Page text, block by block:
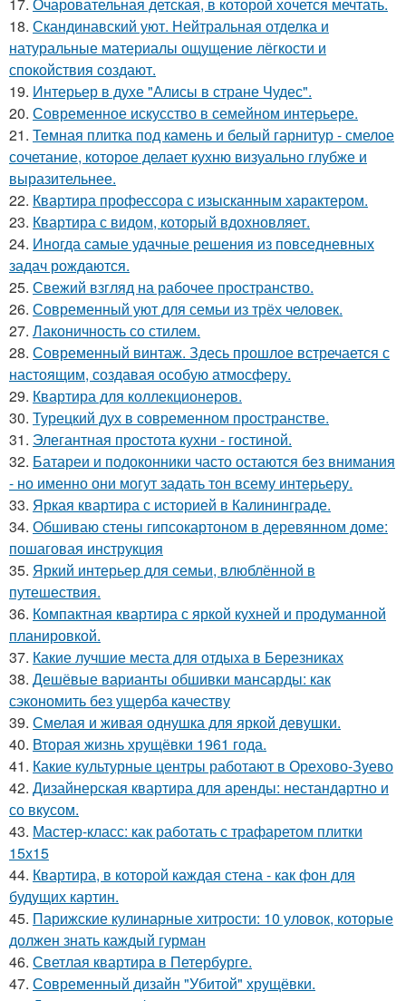
18. Скандинавский уют. Нейтральная отделка и
натуральные материалы ощущение лёгкости и
спокойствия создают.
19. Интерьер в духе "Алисы в стране Чудес".
20. Современное искусство в семейном интерьере.
21. Темная плитка под камень и белый гарнитур - смелое
сочетание, которое делает кухню визуально глубже и
выразительнее.
22. Квартира профессора с изысканным характером.
23. Квартира с видом, который вдохновляет.
24. Иногда самые удачные решения из повседневных
задач рождаются.
25. Свежий взгляд на рабочее пространство.
26. Современный уют для семьи из трёх человек.
27. Лаконичность со стилем.
28. Современный винтаж. Здесь прошлое встречается с
настоящим, создавая особую атмосферу.
29. Квартира для коллекционеров.
30. Турецкий дух в современном пространстве.
31. Элегантная простота кухни - гостиной.
32. Батареи и подоконники часто остаются без внимания
- но именно они могут задать тон всему интерьеру.
33. Яркая квартира с историей в Калининграде.
34. Обшиваю стены гипсокартоном в деревянном доме:
пошаговая инструкция
35. Яркий интерьер для семьи, влюблённой в
путешествия.
36. Компактная квартира с яркой кухней и продуманной
планировкой.
37. Какие лучшие места для отдыха в Березниках
38. Дешёвые варианты обшивки мансарды: как
сэкономить без ущерба качеству
39. Смелая и живая однушка для яркой девушки.
40. Вторая жизнь хрущёвки 1961 года.
41. Какие культурные центры работают в Орехово-Зуево
42. Дизайнерская квартира для аренды: нестандартно и
со вкусом.
43. Мастер-класс: как работать с трафаретом плитки
15х15
44. Квартира, в которой каждая стена - как фон для
будущих картин.
45. Парижские кулинарные хитрости: 10 уловок, которые
должен знать каждый гурман
46. Светлая квартира в Петербурге.
47. Современный дизайн "Убитой" хрущёвки.